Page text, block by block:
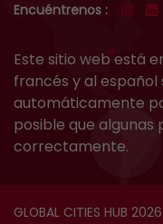
Encuéntrenos :
Este sitio web está
francés y al español
automáticamente
posible que
correctamente.
GLOBAL CITIES HUB